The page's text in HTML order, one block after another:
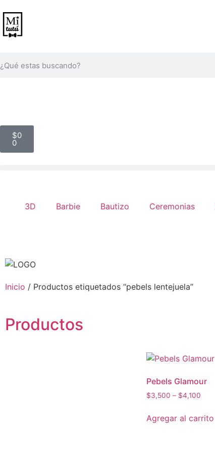
$0
0
3D Barbie Bautizo Ceremonias
Inicio / Productos etiquetados “pebels lentejuela”
Productos
Pebels Glamour
$3,500 – $4,100
Agregar al carrito